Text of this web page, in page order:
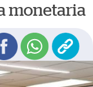
monetaria